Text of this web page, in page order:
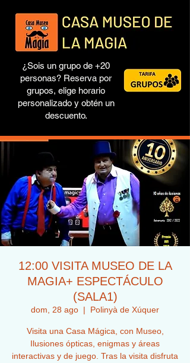
¿Sois un grupo de +20
personas? Reserva por
grupos, elige horario
personalizado y obtén un
descuento.
12:00 VISITA MUSEO DE LA
MAGIA+ ESPECTÁCULO
(SALA1)
dom, 28 ago
  |
Polinyà de Xúquer
Visita una Casa Mágica, con Museo,
Ilusiones ópticas, enigmas y áreas
interactivas y de juego. Tras la visita disfruta